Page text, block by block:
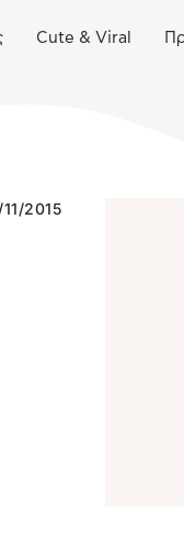
Cute & Viral
2015